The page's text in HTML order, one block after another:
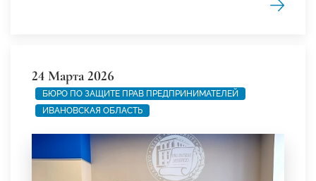
24 Марта 2026
БЮРО ПО ЗАЩИТЕ ПРАВ ПРЕДПРИНИМАТЕЛЕЙ
ИВАНОВСКАЯ ОБЛАСТЬ